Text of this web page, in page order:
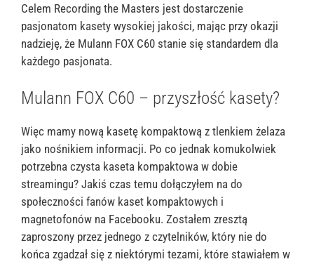
Celem Recording the Masters jest dostarczenie
pasjonatom kasety wysokiej jakości, mając przy okazji
nadzieję, że Mulann FOX C60 stanie się standardem dla
każdego pasjonata.
Mulann FOX C60 – przyszłość kasety?
Więc mamy nową kasetę kompaktową z tlenkiem żelaza
jako nośnikiem informacji. Po co jednak komukolwiek
potrzebna czysta kaseta kompaktowa w dobie
streamingu? Jakiś czas temu dołączyłem na do
społeczności fanów kaset kompaktowych i
magnetofonów na Facebooku. Zostałem zresztą
zaproszony przez jednego z czytelników, który nie do
końca zgadzał się z niektórymi tezami, które stawiałem w